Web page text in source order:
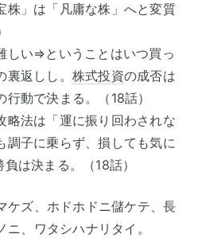
株」は「凡庸な株」へと変質
しい⇒ということはいつ買っ
返しし。 株式投資の成否は
動で決まる。（18話）
略法は「運に振り回わされな
子に乗らず、損しても気に
は決まる。（18話）
ケズ、ホドホドニ儲ケテ、長
、ワタシハナリタイ。